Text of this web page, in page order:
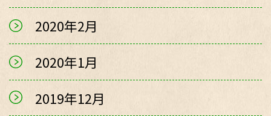
2020年2月
2020年1月
2019年12月